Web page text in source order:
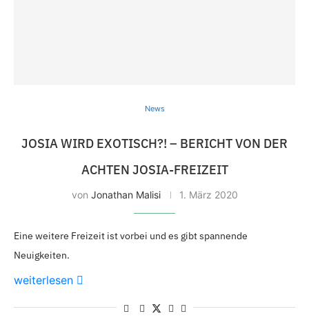
News
JOSIA WIRD EXOTISCH?! – BERICHT VON DER
ACHTEN JOSIA-FREIZEIT
von Jonathan Malisi 1. März 2020
Eine weitere Freizeit ist vorbei und es gibt spannende
Neuigkeiten.
weiterlesen